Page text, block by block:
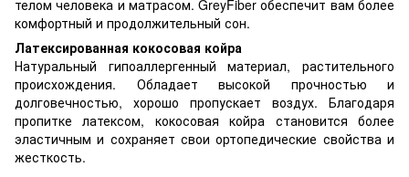
телом человека и матрасом. GreyFiber обеспечит вам более
комфортный и продолжительный сон.
Латексированная кокосовая койра
Натуральный гипоаллергенный материал, растительного
происхождения. Обладает высокой прочностью и
долговечностью, хорошо пропускает воздух. Благодаря
пропитке латексом, кокосовая койра становится более
эластичным и сохраняет свои ортопедические свойства и
жесткость.